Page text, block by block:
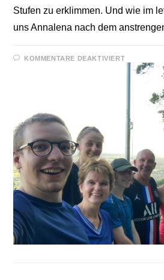
Stufen zu erklimmen. Und wie im
uns Annalena nach dem
KOMMENTARE DEAKTIVIERTFÜR
1000ER
STÄGLI